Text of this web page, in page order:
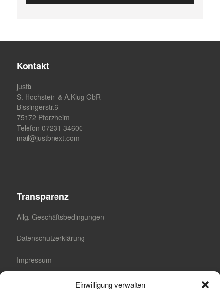
Einwilligung verwalten
Kontakt
justb
S. Hochstein & A.Klug GbR
Bissingerstr.6
75172 Pforzheim
Telefon 07231 34600
mail@justbnext.com
Transparenz
Allg. Geschäftsbedingungen
Datenschutzerklärung
Impressum
Cookie-Richtlinie (EU)